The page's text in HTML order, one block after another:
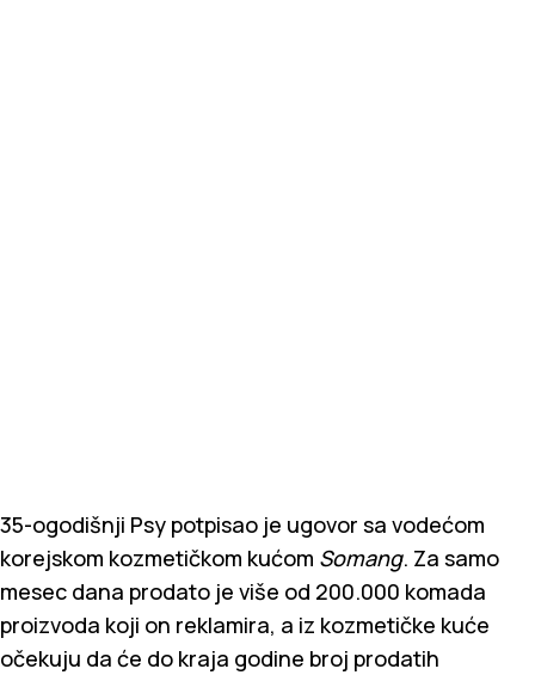
35-ogodišnji Psy potpisao je ugovor sa vodećom
korejskom kozmetičkom kućom Somang. Za samo
mesec dana prodato je više od 200.000 komada
proizvoda koji on reklamira, a iz kozmetičke kuće
očekuju da će do kraja godine broj prodatih